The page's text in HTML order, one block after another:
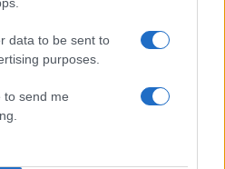
data to be sent to
purposes.
to send meεδώ